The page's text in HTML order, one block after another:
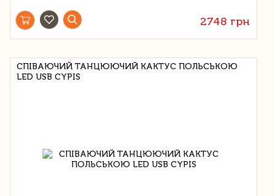
2748 грн
СПІВАЮЧИЙ ТАНЦЮЮЧИЙ КАКТУС ПОЛЬСЬКОЮ
LED USB CYPIS